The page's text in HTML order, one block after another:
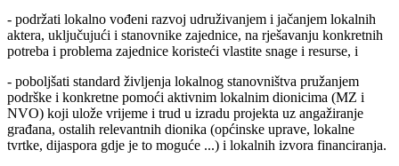
- podržati lokalno vođeni razvoj udruživanjem i jačanjem lokalnih
aktera, uključujući i stanovnike zajednice, na rješavanju konkretnih
potreba i problema zajednice koristeći vlastite snage i resurse, i
- poboljšati standard življenja lokalnog stanovništva pružanjem
podrške i konkretne pomoći aktivnim lokalnim dionicima (MZ i
NVO) koji ulože vrijeme i trud u izradu projekta uz angažiranje
građana, ostalih relevantnih dionika (općinske uprave, lokalne
tvrtke, dijaspora gdje je to moguće ...) i lokalnih izvora financiranja.